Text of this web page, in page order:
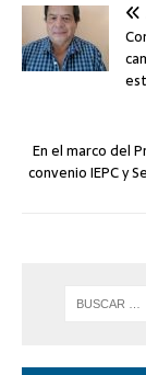
En el marco del
convenio IEPC y